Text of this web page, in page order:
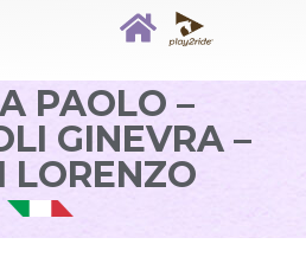
PAOLO –
GINEVRA –
LORENZO